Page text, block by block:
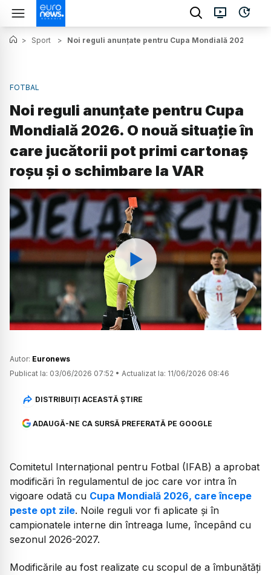
> Sport > Noi reguli anunțate pentru Cupa Mondială 2026. O
FOTBAL
Noi reguli anunțate pentru Cupa
Mondială 2026. O nouă situație în
care jucătorii pot primi cartonaș
roșu și o schimbare la VAR
Watch
Autor: Euronews
Publicat la: 03/06/2026 07:52 • Actualizat la: 11/06/2026 08:46
DISTRIBUIȚI ACEASTĂ ȘTIRE
ADAUGĂ-NE CA SURSĂ PREFERATĂ PE GOOGLE
Comitetul Internațional pentru Fotbal (IFAB) a aprobat
modificări în regulamentul de joc care vor intra în
vigoare odată cu Cupa Mondială 2026, care începe
peste opt zile. Noile reguli vor fi aplicate și în
campionatele interne din întreaga lume, începând cu
sezonul 2026-2027.
Modificările au fost realizate cu scopul de a îmbunătăți